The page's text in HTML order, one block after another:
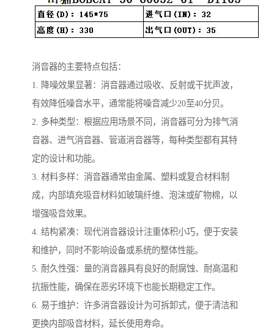
消音器的主要特点包括：
1. 降噪效果显著：消音器通过吸收、反射或干扰声波，
有效降低噪音水平，通常能将噪音减少20至40分贝。
2. 多种类型：根据应用场景不同，消音器可分为排气消
音器、进气消音器、管道消音器等，每种类型都有其特
定的设计和功能。
3. 材料多样：消音器通常由金属、塑料或复合材料制
成，内部填充吸音材料如玻璃纤维、泡沫或矿物棉，以
增强吸音效果。
4. 结构紧凑：现代消音器设计注重体积小巧，便于安装
和维护，同时不影响设备或系统的整体性能。
5. 耐久性强：量的消音器具有良好的耐腐蚀、耐高温和
抗振性能，确保在恶劣环境下也能长期稳定工作。
6. 易于维护：许多消音器设计为可拆卸式，便于清洁和
更换内部吸音材料，延长使用寿命。